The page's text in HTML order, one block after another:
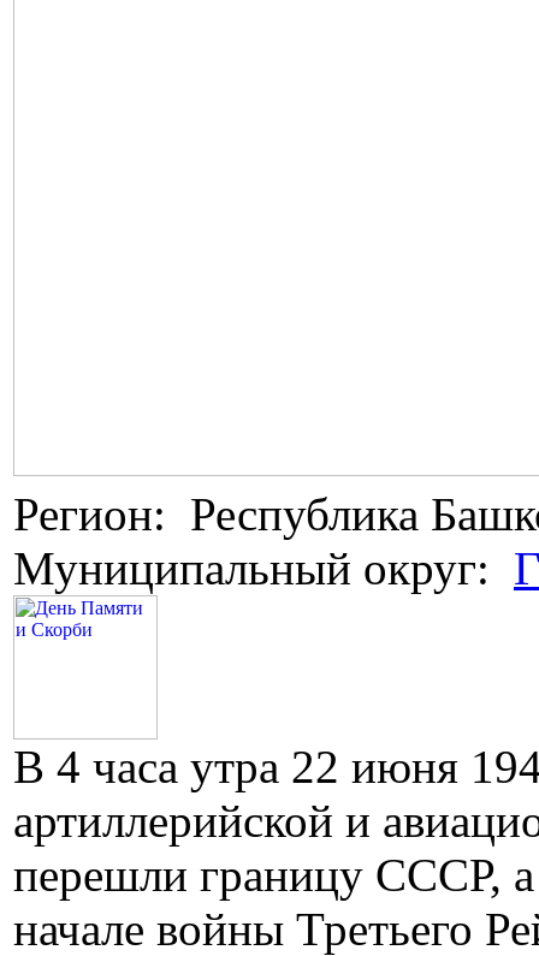
Регион: Республика
Муниципальный округ:
В 4 часа утра 22 июня
артиллерийской и
перешли границу СССР,
начале войны Третьего